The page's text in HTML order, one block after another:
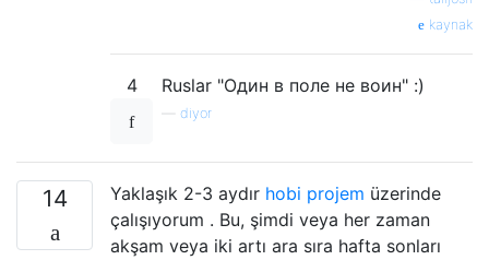
kaynak
4 Ruslar "Один в поле не воин" :)
diyor
14 Yaklaşık 2-3 aydır hobi projem üzerinde
çalışıyorum . Bu, şimdi veya her zaman
akşam veya iki artı ara sıra hafta sonları